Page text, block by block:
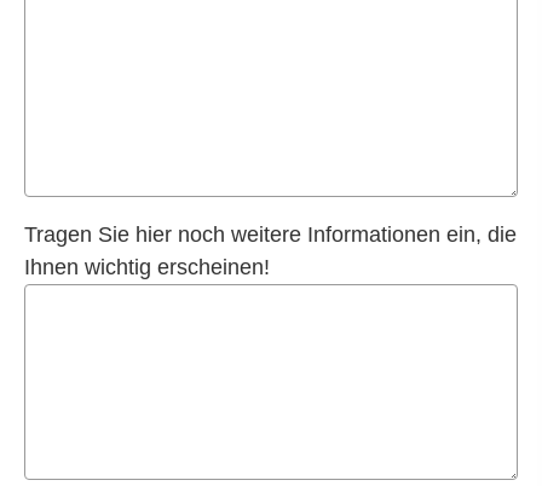
Tragen Sie hier noch weitere Informationen ein, die
Ihnen wichtig erscheinen!